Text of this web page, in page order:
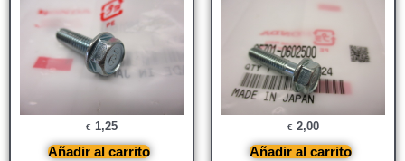
€ 1,25
Añadir al carrito
€ 2,00
Añadir al carrito